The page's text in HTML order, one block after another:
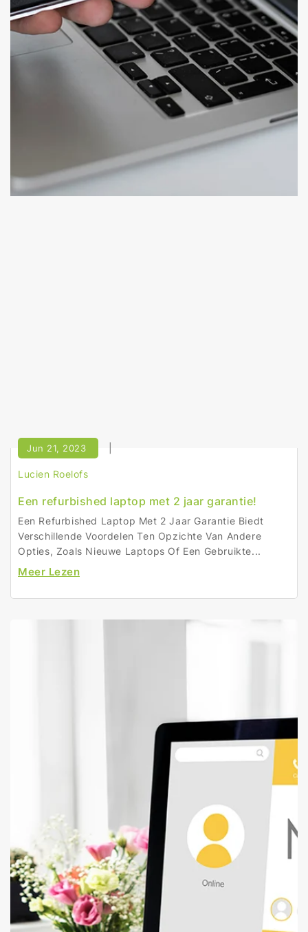
Jun 21, 2023
Lucien Roelofs
Een refurbished laptop met 2 jaar garantie!
Een Refurbished Laptop Met 2 Jaar Garantie Biedt
Verschillende Voordelen Ten Opzichte Van Andere
Opties, Zoals Nieuwe Laptops Of Een Gebruikte...
Meer Lezen